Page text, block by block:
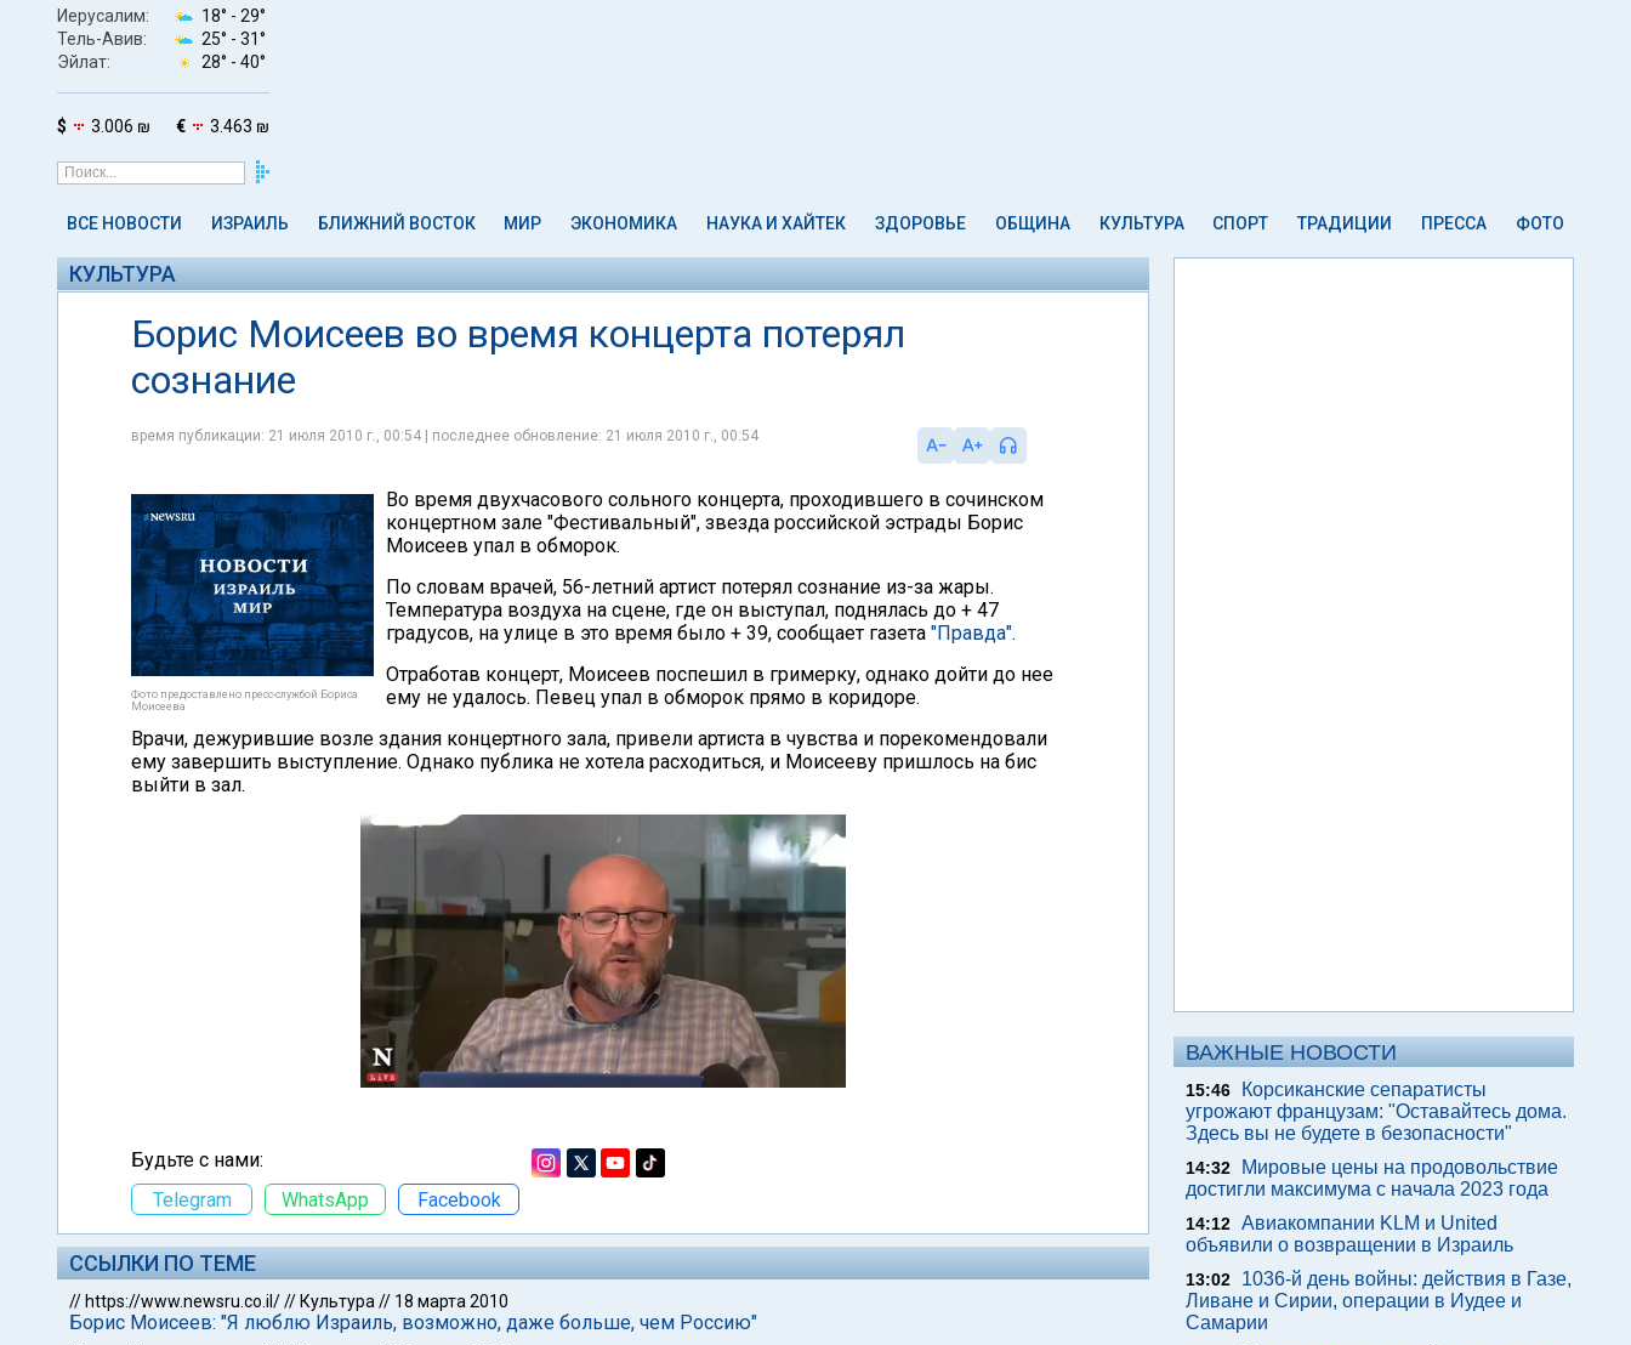
Иерусалим: 18° - 29°
Тель-Авив:
25° - 31°
Эйлат:
28° - 40°
$ 3.006 ₪ € 3.463 ₪
ВСЕ НОВОСТИ ИЗРАИЛЬ БЛИЖНИЙ ВОСТОК МИР ЭКОНОМИКА НАУКА И ХАЙТЕК ЗДОРОВЬЕ ОБЩИНА КУЛЬТУРА СПОРТ ТРАДИЦИИ ПРЕССА ФОТО
КУЛЬТУРА
Борис Моисеев во время концерта потерял
сознание
время публикации: 21 июля 2010 г., 00:54 | последнее обновление: 21 июля 2010 г., 00:54
Фото предоставлено пресс-службой Бориса
Моисеева
Во время двухчасового сольного концерта, проходившего в сочинском
концертном зале "Фестивальный", звезда российской эстрады Борис
Моисеев упал в обморок.
По словам врачей, 56-летний артист потерял сознание из-за жары.
Температура воздуха на сцене, где он выступал, поднялась до + 47
градусов, на улице в это время было + 39, сообщает газета "Правда".
Отработав концерт, Моисеев поспешил в гримерку, однако дойти до нее
ему не удалось. Певец упал в обморок прямо в коридоре.
Врачи, дежурившие возле здания концертного зала, привели артиста в чувства и порекомендовали
ему завершить выступление. Однако публика не хотела расходиться, и Моисееву пришлось на бис
выйти в зал.
Будьте с нами:
Telegram
WhatsApp Facebook
ССЫЛКИ ПО ТЕМЕ
// https://www.newsru.co.il/// Культура // 18 марта 2010
Борис Моисеев: "Я люблю Израиль, возможно, даже больше, чем Россию"
ВАЖНЫЕ НОВОСТИ
15:46
Корсиканские сепаратисты
угрожают французам: "Оставайтесь дома.
Здесь вы не будете в безопасности"
14:32
Мировые цены на продовольствие
достигли максимума с начала 2023 года
14:12 Авиакомпании KLM и United
объявили о возвращении в Израиль
13:02
1036-й день войны: действия в Газе,
Ливане и Сирии, операции в Иудее и
Самарии